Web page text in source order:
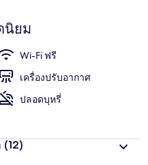
นิยม
Wi-Fi ฟรี
เครื่องปรับอากาศ
ปลอดบุหรี่
(12)